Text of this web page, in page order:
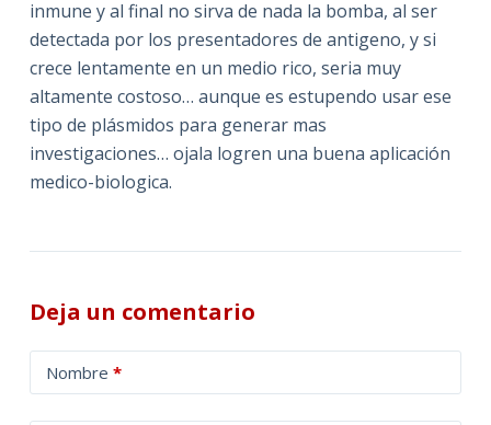
inmune y al final no sirva de nada la bomba, al ser
detectada por los presentadores de antigeno, y si
crece lentamente en un medio rico, seria muy
altamente costoso… aunque es estupendo usar ese
tipo de plásmidos para generar mas
investigaciones… ojala logren una buena aplicación
medico-biologica.
Deja un comentario
Nombre *
l